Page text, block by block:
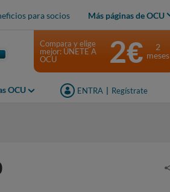
para socios Más páginas de OCU
OCU ENTRA Regístrate
Compara y elige
mejor: ÚNETE A
OCU
2€
2
meses